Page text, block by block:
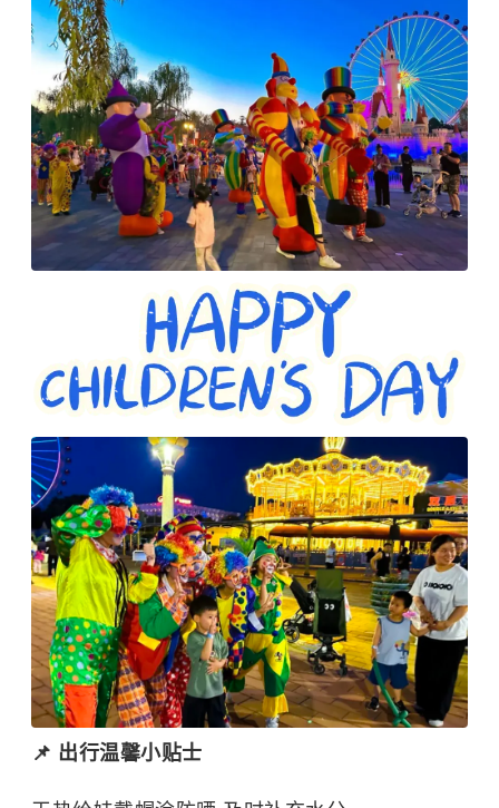
📌 出行温馨小贴士